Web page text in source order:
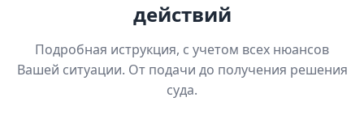
действий
Подробная иструкция, с учетом всех нюансов
Вашей ситуации. От подачи до получения решения
суда.